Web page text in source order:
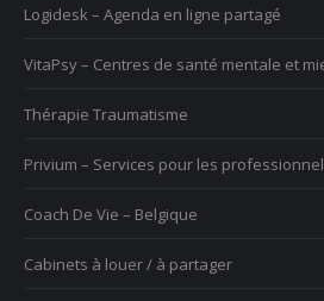
Logidesk – Agenda en ligne partagé
VitaPsy – Centres de santé mentale et
Thérapie Traumatisme
Privium – Services pour les
Coach De Vie – Belgique
Cabinets à louer / à partager